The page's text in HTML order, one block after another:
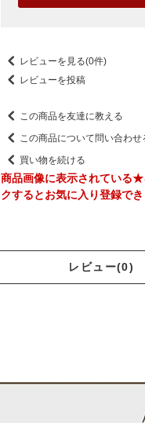
レビューを見る(0件)
レビューを投稿
この商品を友達に教える
この商品について問い合わせ
買い物を続ける
商品画像に表示されている★
クするとお気に入り登録でき
レビュー(0)